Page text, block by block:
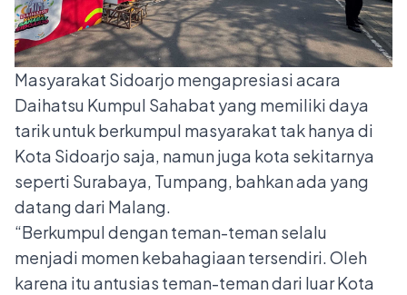
Masyarakat Sidoarjo mengapresiasi acara
Daihatsu Kumpul Sahabat yang memiliki daya
tarik untuk berkumpul masyarakat tak hanya di
Kota Sidoarjo saja, namun juga kota sekitarnya
seperti Surabaya, Tumpang, bahkan ada yang
datang dari Malang.
“Berkumpul dengan teman-teman selalu
menjadi momen kebahagiaan tersendiri. Oleh
karena itu antusias teman-teman dari luar Kota